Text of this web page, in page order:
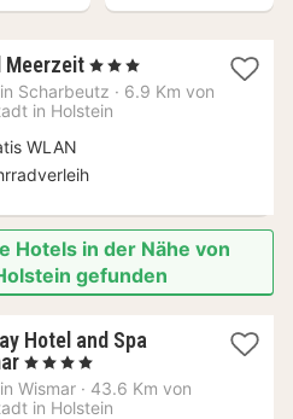
Meerzeit 1
Nacht
ab
, 3 Sterne
Scharbeutz · 6.9 Km von
in Holstein
WLAN
Hotels in der Nähe von
gefunden
Hotel and Spa
2
Nächte
ab
, 4 Sterne
Wismar · 43.6 Km von
in Holstein